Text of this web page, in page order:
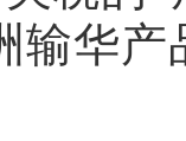
输华